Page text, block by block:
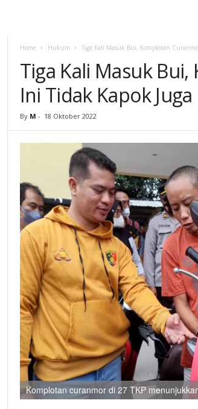
Home Hukum Tiga Kali Masuk Bui, Komplotan
Tiga Kali Masuk
Ini Tidak Kapok Juga
By M - 18 Oktober 2022
Komplotan curanmor di 27 TKP